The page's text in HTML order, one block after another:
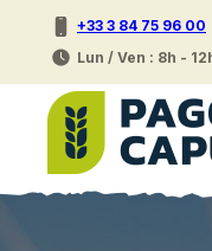
+33 3 84 75 96 00
Lun / Ven : 8h -